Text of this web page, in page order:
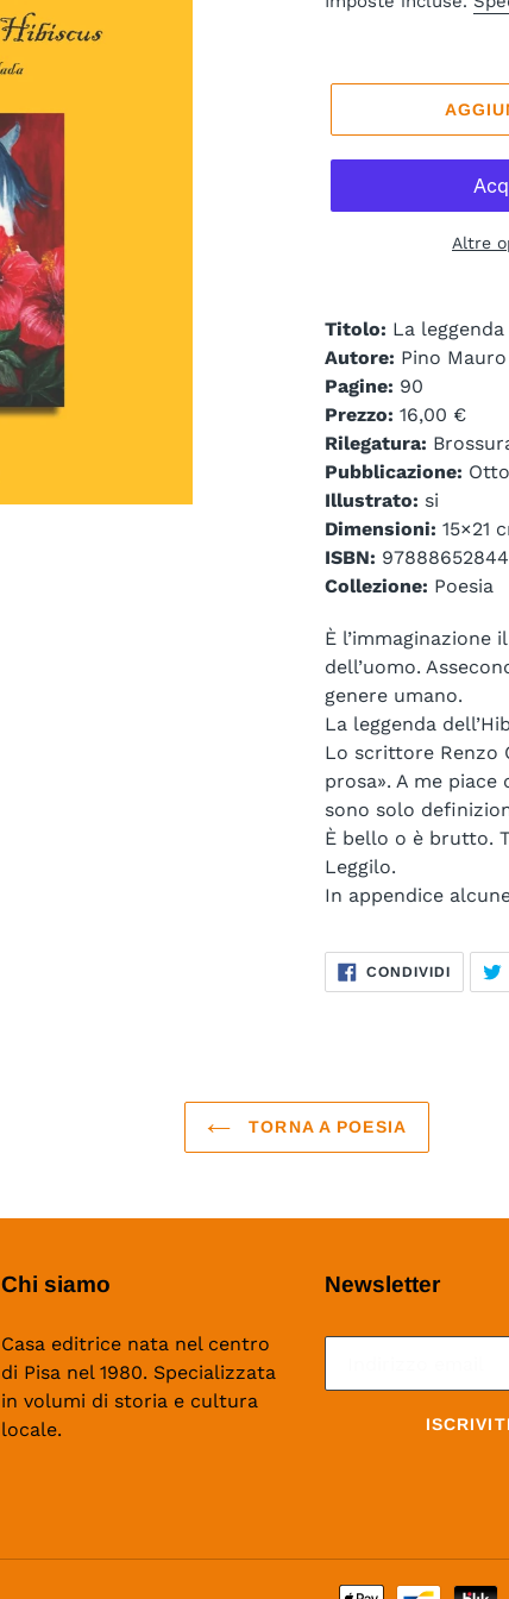
Altre
Titolo: La
Autore: Pino Mauro
Pagine: 90
Prezzo: 16,00 €
Rilegatura:
Pubblicazione:
Illustrato: si
Dimensioni: 15×21
ISBN:
Collezione: Poesia
È
dell’uomo.
genere umano.
La leggenda
Lo scrittore Renzo
prosa». A me
sono solo
È bello o è brutto.
Leggilo.
In appendice
CONDIVIDI
SU
TORNA A POESIA
Chi siamo
Casa editrice nata nel centro
di Pisa nel 1980. Specializzata
in volumi di storia e cultura
locale.
Newsletter
ISCRIVITI